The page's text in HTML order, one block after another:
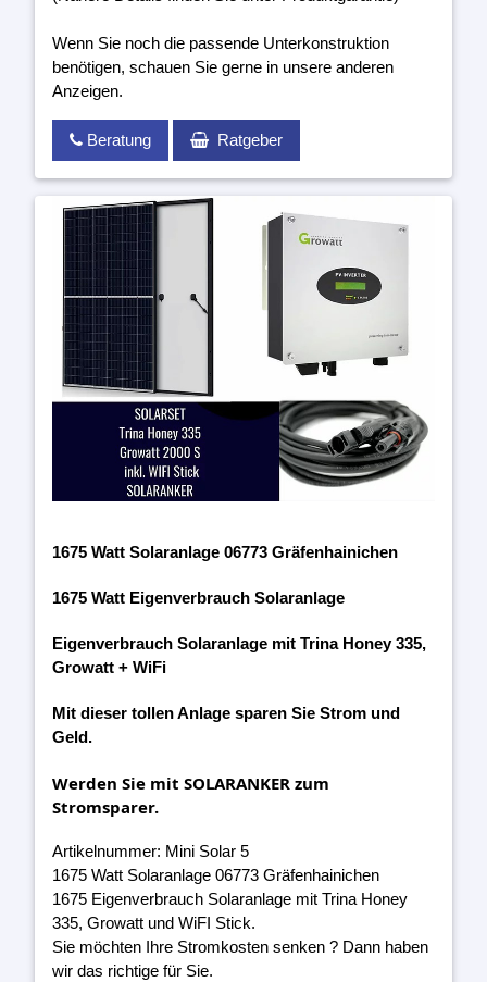
Wenn Sie noch die passende Unterkonstruktion
benötigen, schauen Sie gerne in unsere anderen
Anzeigen.
Beratung Ratgeber
1675 Watt Solaranlage 06773 Gräfenhainichen
1675 Watt Eigenverbrauch Solaranlage
Eigenverbrauch Solaranlage mit Trina Honey 335,
Growatt + WiFi
Mit dieser tollen Anlage sparen Sie Strom und
Geld.
Werden Sie mit SOLARANKER zum
Stromsparer.
Artikelnummer: Mini Solar 5
1675 Watt Solaranlage 06773 Gräfenhainichen
1675 Eigenverbrauch Solaranlage mit Trina Honey
335, Growatt und WiFI Stick.
Sie möchten Ihre Stromkosten senken ? Dann haben
wir das richtige für Sie.